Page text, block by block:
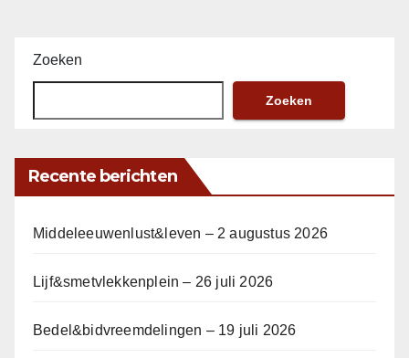
Zoeken
Zoeken
Recente berichten
Middeleeuwenlust&leven – 2 augustus 2026
Lijf&smetvlekkenplein – 26 juli 2026
Bedel&bidvreemdelingen – 19 juli 2026